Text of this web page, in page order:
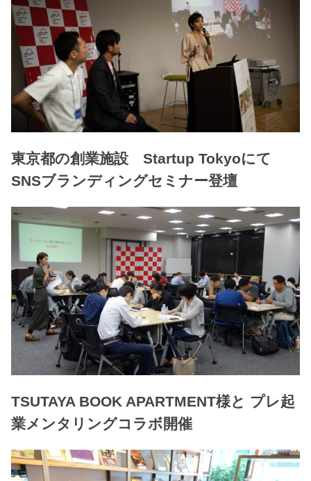
東京都の創業施設 Startup Tokyoにて
SNSブランディングセミナー登壇
TSUTAYA BOOK APARTMENT様と プレ起
業メンタリングコラボ開催